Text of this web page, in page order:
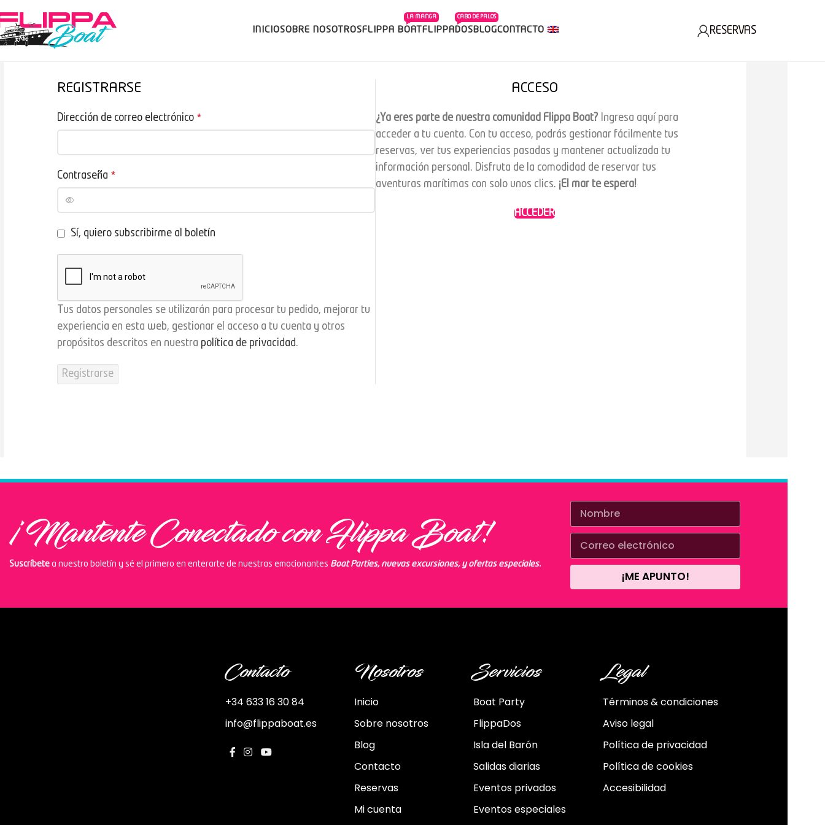
INICIOSOBRE NOSOTROSFLIPPA BOAT
LA MANGA
FLIPPADOS
CABO DE PALOS
BLOGCONTACTO RESERVAS
REGISTRARSE
Dirección de correo electrónico *
Contraseña *
Sí, quiero subscribirme al boletín
Tus datos personales se utilizarán para procesar tu pedido, mejorar tu
experiencia en esta web, gestionar el acceso a tu cuenta y otros
propósitos descritos en nuestra política de privacidad.
Registrarse
ACCESO
¿Ya eres parte de nuestra comunidad Flippa Boat? Ingresa aquí para
acceder a tu cuenta. Con tu acceso, podrás gestionar fácilmente tus
reservas, ver tus experiencias pasadas y mantener actualizada tu
información personal. Disfruta de la comodidad de reservar tus
aventuras marítimas con solo unos clics. ¡El mar te espera!
ACCEDER
¡Mantente Conectado con Flippa Boat!
Suscríbete a nuestro boletín y sé el primero en enterarte de nuestras emocionantes Boat Parties, nuevas excursiones, y ofertas especiales.
¡ME APUNTO!
Contacto
+34 633 16 30 84
info@flippaboat.es
Nosotros
Inicio
Sobre nosotros
Blog
Contacto
Reservas
Mi cuenta
Servicios
Boat Party
FlippaDos
Isla del Barón
Salidas diarias
Eventos privados
Eventos especiales
Legal
Términos & condiciones
Aviso legal
Política de privacidad
Política de cookies
Accesibilidad